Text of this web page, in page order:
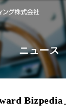
ニュース